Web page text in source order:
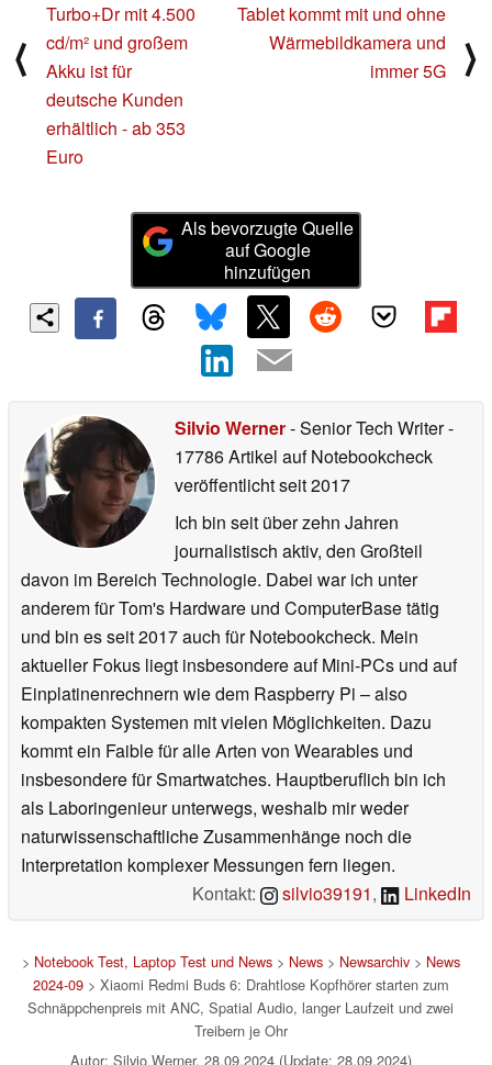
⟨
Turbo+Dr mit 4.500
cd/m² und großem
Akku ist für
deutsche Kunden
erhältlich - ab 353
Euro
Tablet kommt mit und ohne
Wärmebildkamera und
immer 5G
⟩
Als bevorzugte Quelle
auf Google
hinzufügen
Silvio Werner- Senior Tech Writer-
17786 Artikel auf Notebookcheck
veröffentlichtseit 2017
Ich bin seit über zehn Jahren
journalistisch aktiv, den Großteil
davon im Bereich Technologie. Dabei war ich unter
anderem für Tom's Hardware und ComputerBase tätig
und bin es seit 2017 auch für Notebookcheck. Mein
aktueller Fokus liegt insbesondere auf Mini-PCs und auf
Einplatinenrechnern wie dem Raspberry Pi – also
kompakten Systemen mit vielen Möglichkeiten. Dazu
kommt ein Faible für alle Arten von Wearables und
insbesondere für Smartwatches. Hauptberuflich bin ich
als Laboringenieur unterwegs, weshalb mir weder
naturwissenschaftliche Zusammenhänge noch die
Interpretation komplexer Messungen fern liegen.
Kontakt:
silvio39191, LinkedIn
> Notebook Test, Laptop Test und News> News> Newsarchiv> News
2024-09> Xiaomi Redmi Buds 6: Drahtlose Kopfhörer starten zum
Schnäppchenpreis mit ANC, Spatial Audio, langer Laufzeit und zwei
Treibern je Ohr
Autor: Silvio Werner, 28.09.2024 (Update: 28.09.2024)